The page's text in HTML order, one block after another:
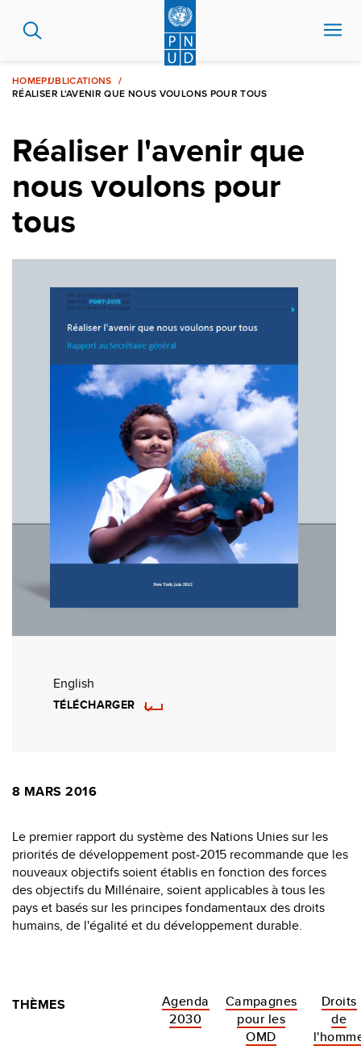
contenu
HOMEPUBLICATIONS
RÉALISER L'AVENIR QUE NOUS VOULONS POUR TOUS
Réaliser l'avenir que
nous voulons pour
tous
English
TÉLÉCHARGER
8 MARS 2016
Le premier rapport du système des Nations Unies sur les
priorités de développement post-2015 recommande que les
nouveaux objectifs soient établis en fonction des forces
des objectifs du Millénaire, soient applicables à tous les
pays et basés sur les principes fondamentaux des droits
humains, de l'égalité et du développement durable.
THÈMES
Agenda
2030
Campagnes
pour les
OMD
Droits
de